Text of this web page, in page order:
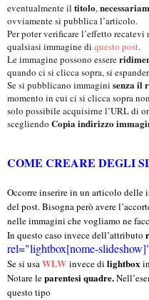
eventualmente il titolo,
ovviamente si pubblica l’articolo.
Per poter verificare l’effetto recatevi
qualsiasi immagine di questo post.
Le immagine possono essere
quando ci si clicca sopra, si
Se si pubblicano immagini senza il
momento in cui ci si clicca sopra
solo possibile acquisirne l’URL di
scegliendo Copia indirizzo
COME CREARE DEGLI
Occorre inserire in un articolo
del post. Bisogna però avere
nelle immagini che vogliamo ne
In questo caso invece dell’attributo
rel="lightbox[nome-
Se si usaWLW invece di lightbox
Notare leparentesi quadre.
questo tipo